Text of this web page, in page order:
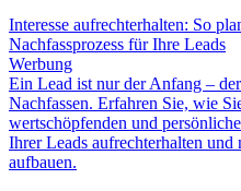
Interesse aufrechterhalten: So
Nachfassprozess für Ihre Leads
Werbung
Ein Lead ist nur der Anfang –
Nachfassen. Erfahren Sie, wie
wertschöpfenden und
Ihrer Leads aufrechterhalten
aufbauen.